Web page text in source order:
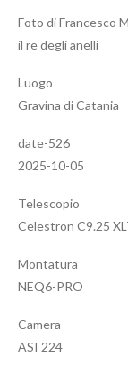
Foto di Francesco
il re degli anelli
Luogo
Gravina di Catania
date-526
2025-10-05
Telescopio
Celestron C9.25
Montatura
NEQ6-PRO
Camera
ASI 224